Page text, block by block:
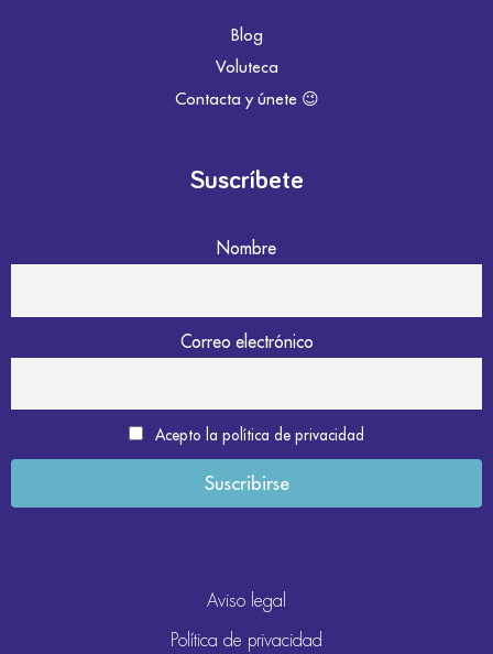
Blog
Voluteca
Contacta y únete 😉
Suscríbete
Nombre
Correo electrónico
Acepto la política de privacidad
Aviso legal
Política de privacidad